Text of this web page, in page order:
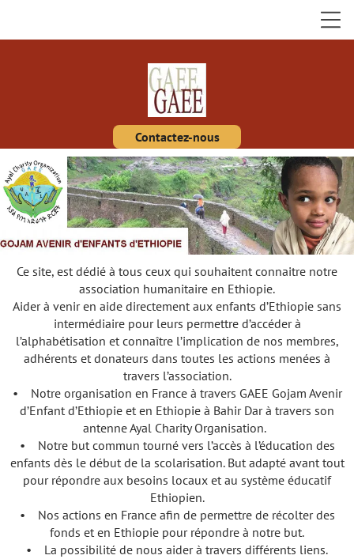
Contactez-nous
Ce site, est dédié à tous ceux qui souhaitent connaitre notre
association humanitaire en Ethiopie.
Aider à venir en aide directement aux enfants d’Ethiopie sans
intermédiaire pour leurs permettre d’accéder à
l’alphabétisation et connaître l’implication de nos membres,
adhérents et donateurs dans toutes les actions menées à
travers l’association.
• Notre organisation en France à travers GAEE Gojam Avenir
d’Enfant d’Ethiopie et en Ethiopie à Bahir Dar à travers son
antenne Ayal Charity Organisation.
• Notre but commun tourné vers l’accès à l’éducation des
enfants dès le début de la scolarisation. But adapté avant tout
pour répondre aux besoins locaux et au système éducatif
Ethiopien.
• Nos actions en France afin de permettre de récolter des
fonds et en Ethiopie pour répondre à notre but.
• La possibilité de nous aider à travers différents liens.